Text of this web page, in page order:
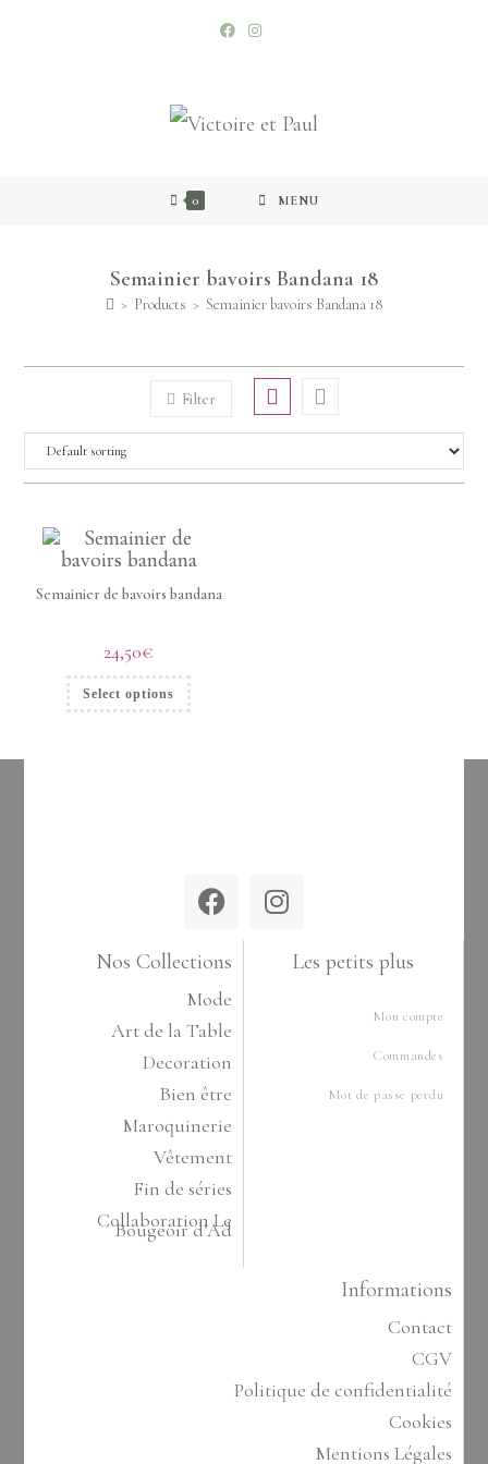
0 MENU
Semainier bavoirs Bandana 18
> Products > Semainier bavoirs Bandana 18
Filter
Semainier de bavoirs bandana
24,50€
Select options
Nos Collections
Mode
Art de la Table
Decoration
Bien être
Maroquinerie
Vêtement
Fin de séries
Collaboration Le
Bougeoir d’Ad
Les petits plus
Mon compte
Commandes
Mot de passe perdu
Informations
Contact
CGV
Politique de confidentialité
Cookies
Mentions Légales